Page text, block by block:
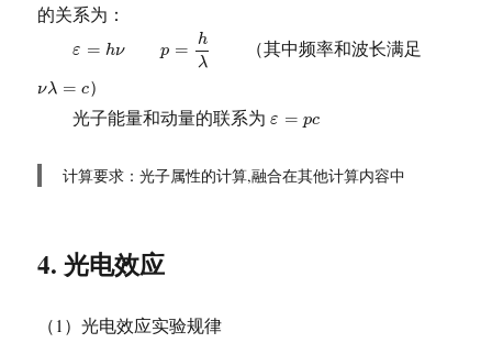
的关系为：
ε = hν p = h
λ
ε=h ν
（其中频率和波长满足
νλ = c
νλ
）
光子能量和动量的联系为ε = pc
ε =p c
计算要求：光子属性的计算,融合在其他计算内容中
4. 光电效应
（1）光电效应实验规律